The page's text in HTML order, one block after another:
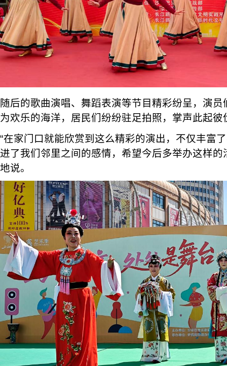
随后的歌曲演唱、舞蹈表演等节目精彩纷呈，演
为欢乐的海洋，居民们纷纷驻足拍照，掌声此起彼
“在家门口就能欣赏到这么精彩的演出，不仅丰富
进了我们邻里之间的感情，希望今后多举办这样的
地说。